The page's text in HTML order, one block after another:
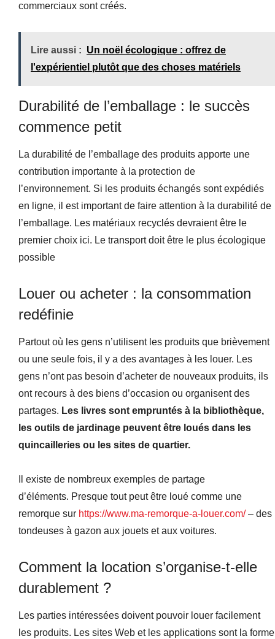
commerciaux sont créés.
Lire aussi : Un noël écologique : offrez de
l'expérientiel plutôt que des choses matériels
Durabilité de l’emballage : le succès
commence petit
La durabilité de l’emballage des produits apporte une
contribution importante à la protection de
l’environnement. Si les produits échangés sont expédiés
en ligne, il est important de faire attention à la durabilité de
l’emballage. Les matériaux recyclés devraient être le
premier choix ici. Le transport doit être le plus écologique
possible
Louer ou acheter : la consommation
redéfinie
Partout où les gens n’utilisent les produits que brièvement
ou une seule fois, il y a des avantages à les louer. Les
gens n’ont pas besoin d’acheter de nouveaux produits, ils
ont recours à des biens d’occasion ou organisent des
partages. Les livres sont empruntés à la bibliothèque,
les outils de jardinage peuvent être loués dans les
quincailleries ou les sites de quartier.
Il existe de nombreux exemples de partage
d’éléments. Presque tout peut être loué comme une
remorque sur https://www.ma-remorque-a-louer.com/– des
tondeuses à gazon aux jouets et aux voitures.
Comment la location s’organise-t-elle
durablement ?
Les parties intéressées doivent pouvoir louer facilement
les produits. Les sites Web et les applications sont la forme